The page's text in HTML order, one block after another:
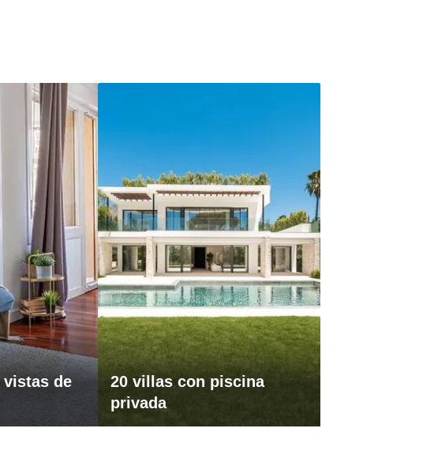
vistas de
20 villas con piscina
privada